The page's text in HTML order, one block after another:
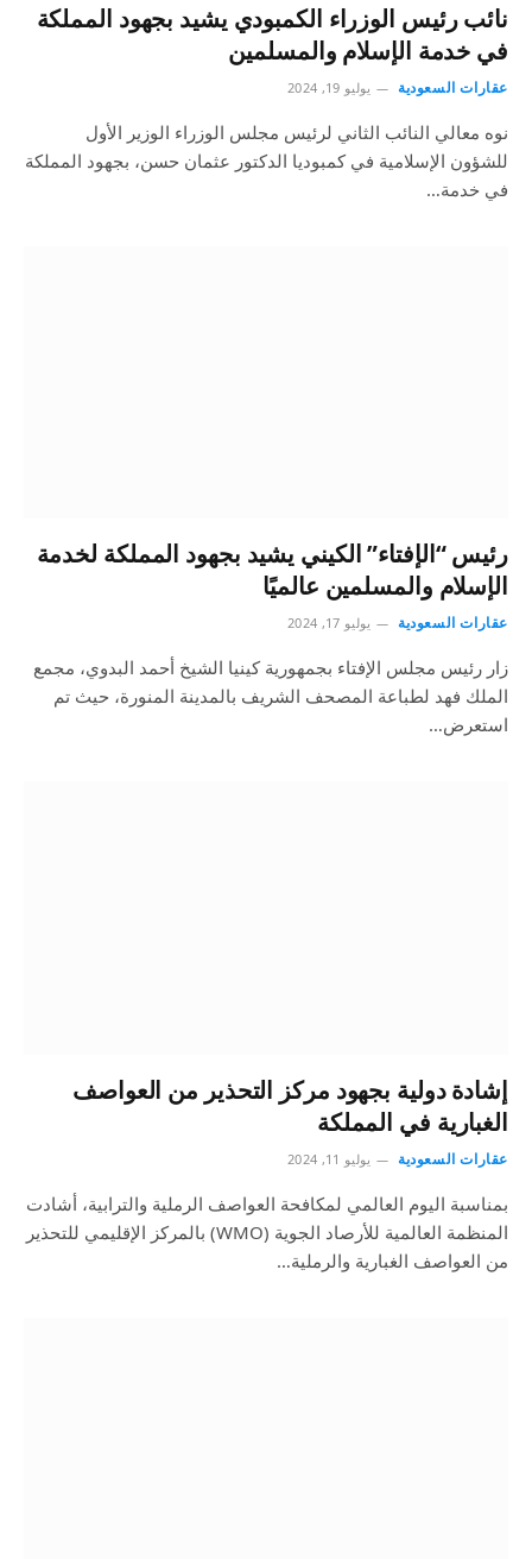
نائب رئيس الوزراء الكمبودي يشيد بجهود المملكة
في خدمة الإسلام والمسلمين
عقارات السعودية يوليو 19, 2024
نوه معالي النائب الثاني لرئيس مجلس الوزراء الوزير الأول
للشؤون الإسلامية في كمبوديا الدكتور عثمان حسن، بجهود المملكة
في خدمة…
رئيس “الإفتاء” الكيني يشيد بجهود المملكة لخدمة
الإسلام والمسلمين عالميًا
عقارات السعودية يوليو 17, 2024
زار رئيس مجلس الإفتاء بجمهورية كينيا الشيخ أحمد البدوي، مجمع
الملك فهد لطباعة المصحف الشريف بالمدينة المنورة، حيث تم
استعرض…
إشادة دولية بجهود مركز التحذير من العواصف
الغبارية في المملكة
عقارات السعودية يوليو 11, 2024
بمناسبة اليوم العالمي لمكافحة العواصف الرملية والترابية، أشادت
المنظمة العالمية للأرصاد الجوية (WMO) بالمركز الإقليمي للتحذير
من العواصف الغبارية والرملية…